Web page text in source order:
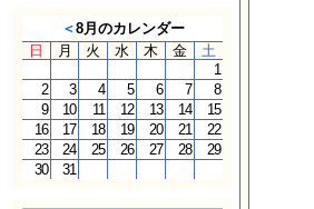
＜8月のカレンダー
日
月 火 水 木 金
土
1
2
3 4 5 6 7
8
9
10 11 12 13 14
15
16
17 18 19 20 21
22
23
24 25 26 27 28
29
30
31